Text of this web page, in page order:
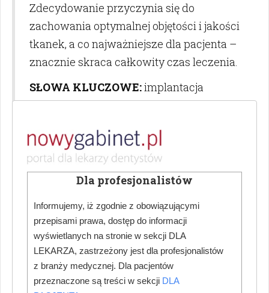
Zdecydowanie przyczynia się do
zachowania optymalnej objętości i jakości
tkanek, a co najważniejsze dla pacjenta –
znacznie skraca całkowity czas leczenia.
SŁOWA KLUCZOWE:implantacja
natychmiastowa, obciążenie
ABSTRACT:The development of modern
dentistry is particularly noticeable in
implantology, as it focuses on the
restoration of lost teeth and thus the
functionality of the masticatory system. In
order to meet the high expectations of
patients, both in terms of aesthetics and
the shortest possible treatment time, a
Dla profesjonalistów
Informujemy, iż zgodnie z obowiązującymi
przepisami prawa, dostęp do informacji
wyświetlanych na stronie w sekcji DLA
LEKARZA, zastrzeżony jest dla profesjonalistów
z branży medycznej. Dla pacjentów
przeznaczone są treści w sekcji DLA